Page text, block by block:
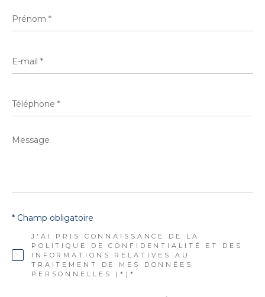
*
mail
*
*
Message
J'AI PRIS CONNAISSANCE DE LA
POLITIQUE DE CONFIDENTIALITÉ ET DES
INFORMATIONS RELATIVES AU
TRAITEMENT DE MES DONNÉES
PERSONNELLES (*)*
* Champ obligatoire